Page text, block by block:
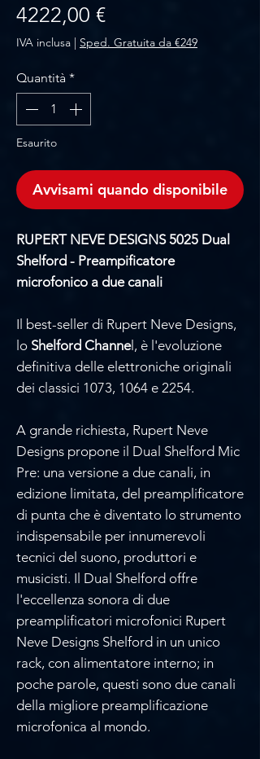
4222,00 €Prezzo
IVA inclusa | Sped. Gratuita da €249
Quantità *
Esaurito
Avvisami quando disponibile
RUPERT NEVE DESIGNS 5025 Dual
Shelford - Preampificatore
microfonico a due canali
Il best-seller di Rupert Neve Designs,
lo Shelford Channel, è l'evoluzione
definitiva delle elettroniche originali
dei classici 1073, 1064 e 2254.
A grande richiesta, Rupert Neve
Designs propone il Dual Shelford Mic
Pre: una versione a due canali, in
edizione limitata, del preamplificatore
di punta che è diventato lo strumento
indispensabile per innumerevoli
tecnici del suono, produttori e
musicisti. Il Dual Shelford offre
l'eccellenza sonora di due
preamplificatori microfonici Rupert
Neve Designs Shelford in un unico
rack, con alimentatore interno; in
poche parole, questi sono due canali
della migliore preamplificazione
microfonica al mondo.